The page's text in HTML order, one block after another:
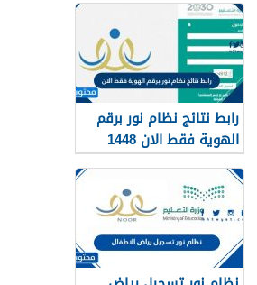
رابط نتائج نظام نور برقم
الهوية فقط الان 1448